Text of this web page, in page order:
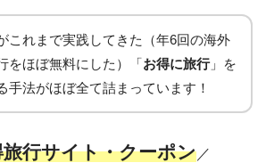
これまで実践してきた（年6回の海外
をほぼ無料にした）「お得に旅行」を
手法がほぼ全て詰まっています！
行サイト・クーポン ／